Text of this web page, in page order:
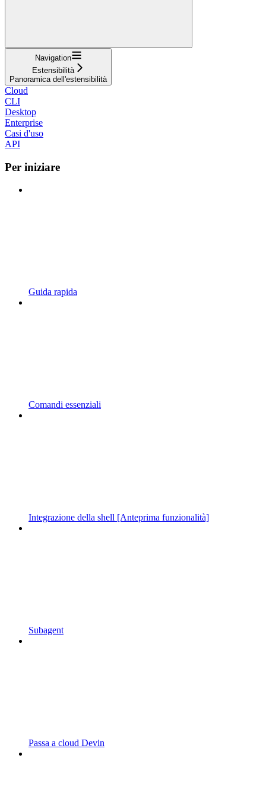
Navigation
Estensibilità
Panoramica dell'estensibilità
Cloud
CLI
Desktop
Enterprise
Casi d'uso
API
Per iniziare
Guida rapida
Comandi essenziali
Integrazione della shell [Anteprima funzionalità]
Subagent
Passa a cloud Devin